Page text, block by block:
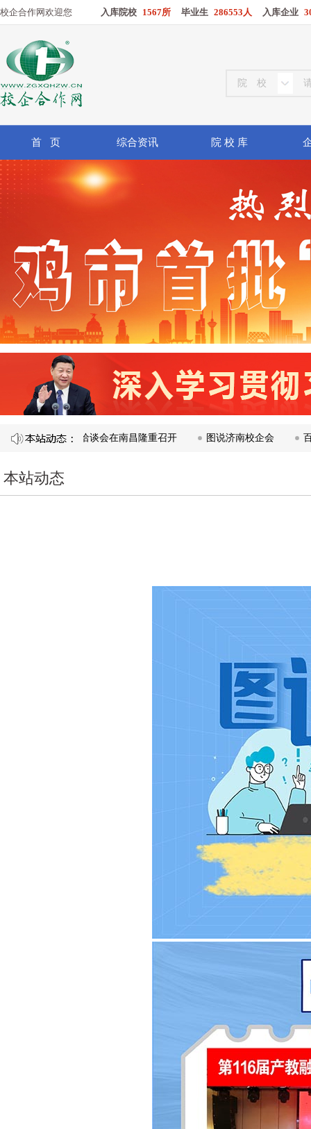
校企合作网欢迎您 入库院校 1567所 毕业生 286553人 入库企业
首 页 综合资讯 院 校 库
需洽谈会在南昌隆重召开​ 图说济南校企会 百廿盛会圆满
本站动态